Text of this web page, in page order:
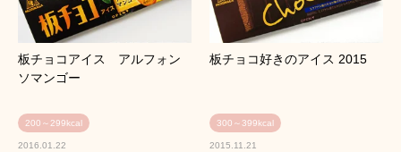
板チョコアイス アルフォン
ソマンゴー
200～299kcal
2016.01.22
板チョコ好きのアイス 2015
300～399kcal
2015.11.21